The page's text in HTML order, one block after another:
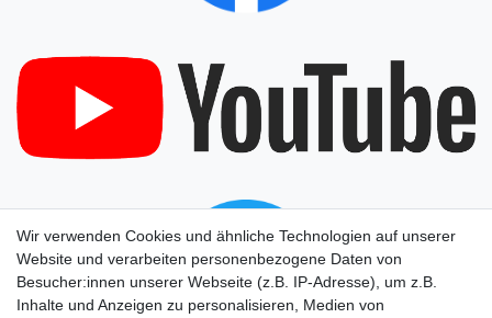
Wir verwenden Cookies und ähnliche Technologien auf unserer
Website und verarbeiten personenbezogene Daten von
Besucher:innen unserer Webseite (z.B. IP-Adresse), um z.B.
Inhalte und Anzeigen zu personalisieren, Medien von